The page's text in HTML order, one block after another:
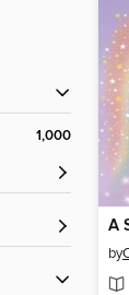
1,000
A
by